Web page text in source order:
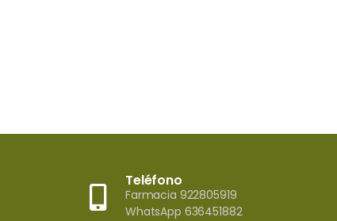
Teléfono
Farmacia 922805919
WhatsApp 636451882